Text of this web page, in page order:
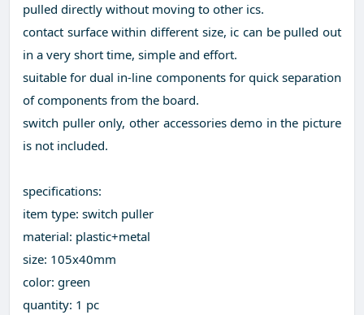
pulled directly without moving to other ics.
contact surface within different size, ic can be pulled out
in a very short time, simple and effort.
suitable for dual in-line components for quick separation
of components from the board.
switch puller only, other accessories demo in the picture
is not included.
specifications:
item type: switch puller
material: plastic+metal
size: 105x40mm
color: green
quantity: 1 pc